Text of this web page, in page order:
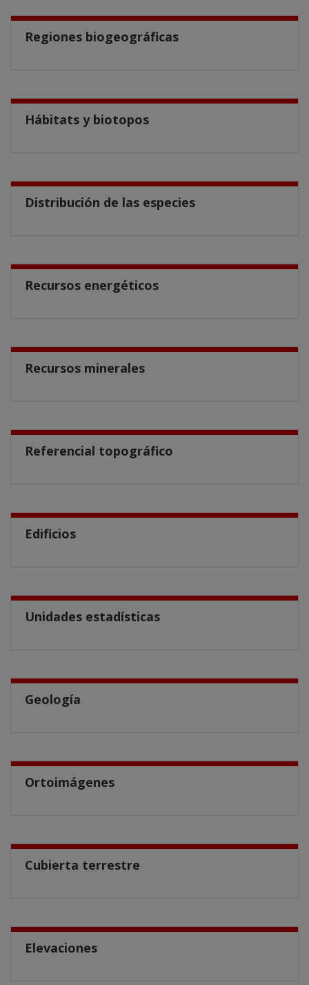
Regiones biogeográficas
Hábitats y biotopos
Distribución de las especies
Recursos energéticos
Recursos minerales
Referencial topográfico
Edificios
Unidades estadísticas
Geología
Ortoimágenes
Cubierta terrestre
Elevaciones